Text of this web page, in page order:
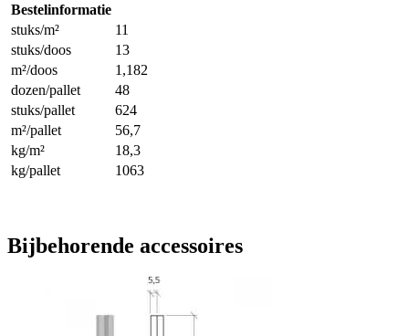
Bestelinformatie
stuks/m²
11
stuks/doos
13
m²/doos
1,182
dozen/pallet
48
stuks/pallet
624
m²/pallet
56,7
kg/m²
18,3
kg/pallet
1063
Bijbehorende accessoires